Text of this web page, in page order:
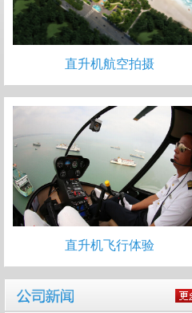
直升机航空拍摄
直升机飞行体验